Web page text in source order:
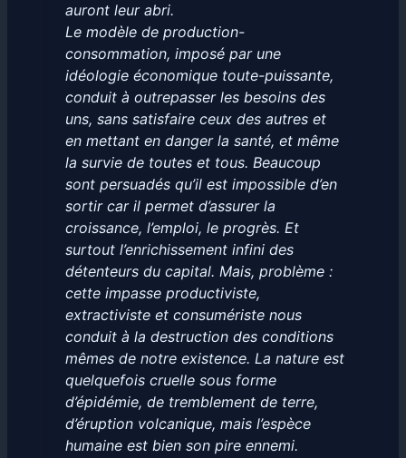
auront leur abri.
Le modèle de production-
consommation, imposé par une
idéologie économique toute-puissante,
conduit à outrepasser les besoins des
uns, sans satisfaire ceux des autres et
en mettant en danger la santé, et même
la survie de toutes et tous. Beaucoup
sont persuadés qu’il est impossible d’en
sortir car il permet d’assurer la
croissance, l’emploi, le progrès. Et
surtout l’enrichissement infini des
détenteurs du capital. Mais, problème :
cette impasse productiviste,
extractiviste et consumériste nous
conduit à la destruction des conditions
mêmes de notre existence. La nature est
quelquefois cruelle sous forme
d’épidémie, de tremblement de terre,
d’éruption volcanique, mais l’espèce
humaine est bien son pire ennemi.